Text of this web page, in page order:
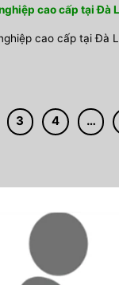
cao cấp tại Đà
cao cấp tại Đà
3 4 …